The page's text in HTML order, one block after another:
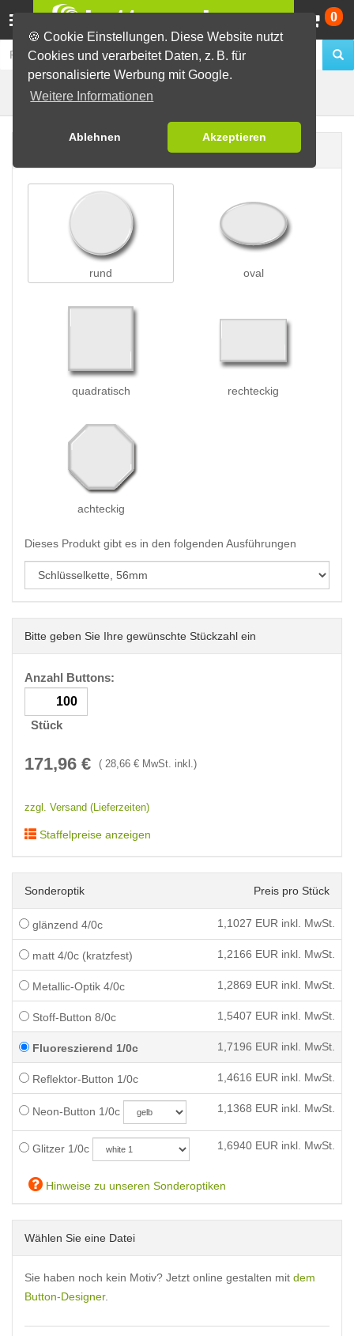
🍪 Cookie Einstellungen. Diese Website nutzt
Cookies und verarbeitet Daten, z. B. für
personalisierte Werbung mit Google.
Weitere Informationen
Ablehnen Akzeptieren
0
Buttons erstellen Anhängerbuttons
rund oval
quadratisch rechteckig
achteckig
Dieses Produkt gibt es in den folgenden Ausführungen
Bitte geben Sie Ihre gewünschte Stückzahl ein
Anzahl Buttons:
Stück
171,96 € ( 28,66 € MwSt. inkl.)
zzgl. Versand (Lieferzeiten)
Staffelpreise anzeigen
Sonderoptik Preis pro Stück
glänzend 4/0c 1,1027 EUR inkl. MwSt.
matt 4/0c (kratzfest) 1,2166 EUR inkl. MwSt.
Metallic-Optik 4/0c 1,2869 EUR inkl. MwSt.
Stoff-Button 8/0c 1,5407 EUR inkl. MwSt.
Fluoreszierend 1/0c 1,7196 EUR inkl. MwSt.
Reflektor-Button 1/0c 1,4616 EUR inkl. MwSt.
Neon-Button 1/0c 1,1368 EUR inkl. MwSt.
Glitzer 1/0c 1,6940 EUR inkl. MwSt.
Hinweise zu unseren Sonderoptiken
Wählen Sie eine Datei
Sie haben noch kein Motiv? Jetzt online gestalten mit dem
Button-Designer.